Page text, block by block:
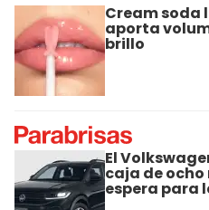
Cream soda
aporta
brillo
El
caja de ocho
espera para